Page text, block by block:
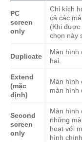
PC
screen
only
Chỉ kích
cả các
(Khi được
chọn này
Duplicate
Màn hình
hai.
Extend
(mặc
định)
Màn hình
màn hình
Second
screen
only
Màn hình
những
hoạt với
hình